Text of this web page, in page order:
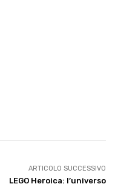
ARTICOLO SUCCESSIVO
LEGO Heroica: l’universo